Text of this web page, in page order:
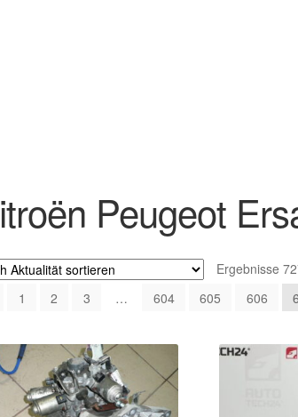
Peugeot
Ergebnisse
1 2 3 … 604 605 606